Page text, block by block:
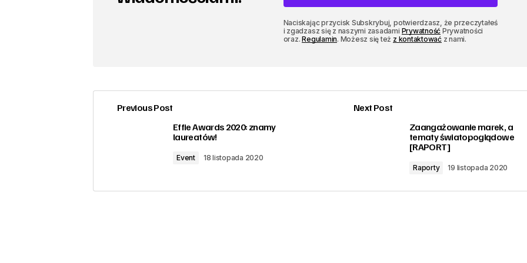
Naciskając przycisk Subskrybuj, potwierdzasz, że przeczytałeś
i zgadzasz się z naszymi zasadami Prywatność Prywatności
oraz.Regulamin. Możesz się też z kontaktowaćz nami.
Previous Post
Effie Awards 2020: znamy
laureatów!
Event 18 listopada 2020
Next Post
Zaangażowanie marek, a
tematy światopoglądowe
[RAPORT]
Raporty 19 listopada 2020